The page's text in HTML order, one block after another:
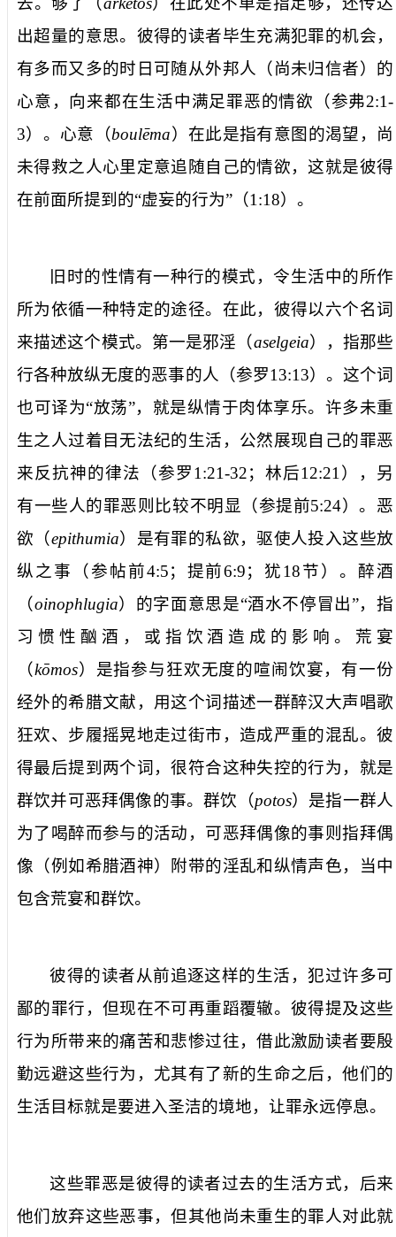
出超量的意思。彼得的读者毕生充满犯罪的机会，
有多而又多的时日可随从外邦人 （尚未归信者） 的
心意 ，向来都在生活中满足罪恶的情欲（参弗2:1-
3）。 心意 （boulēma）在此是指有意图的渴望，尚
未得救之人心里定意追随自己的情欲，这就是彼得
在前面所提到的“虚妄的行为”（1:18）。
旧时的性情有一种行的模式，令生活中的所作
所为依循一种特定的途径。在此，彼得以六个名词
来描述这个模式。第一是邪淫 （aselgeia），指那些
行各种放纵无度的恶事的人（参罗13:13）。这个词
也可译为“放荡”，就是纵情于肉体享乐。许多未重
生之人过着目无法纪的生活，公然展现自己的罪恶
来反抗神的律法（参罗1:21-32；林后12:21 ），另
有一些人的罪恶则比较不明显（参提前5:24）。 恶
欲 （epithumia）是有罪的私欲，驱使人投入这些放
纵之事（参帖前4:5；提前6:9；犹18节）。醉酒
（oinophlugia）的字面意思是“酒水不停冒出”，指
习惯性酗酒，或指饮酒造成的影响。 荒宴
（kōmos）是指参与狂欢无度的喧闹饮宴，有一份
经外的希腊文献，用这个词描述一群醉汉大声唱歌
狂欢、步履摇晃地走过街市，造成严重的混乱。彼
得最后提到两个词，很符合这种失控的行为，就是
群饮并可恶拜偶像的事。群饮 （potos）是指一群人
为了喝醉而参与的活动， 可恶拜偶像的事则指拜偶
像（例如希腊酒神）附带的淫乱和纵情声色，当中
包含荒宴和群饮。
彼得的读者从前追逐这样的生活，犯过许多可
鄙的罪行，但现在不可再重蹈覆辙。彼得提及这些
行为所带来的痛苦和悲惨过往，借此激励读者要殷
勤远避这些行为，尤其有了新的生命之后，他们的
生活目标就是要进入圣洁的境地，让罪永远停息。
这些罪恶是彼得的读者过去的生活方式，后来
他们放弃这些恶事，但其他尚未重生的罪人对此就